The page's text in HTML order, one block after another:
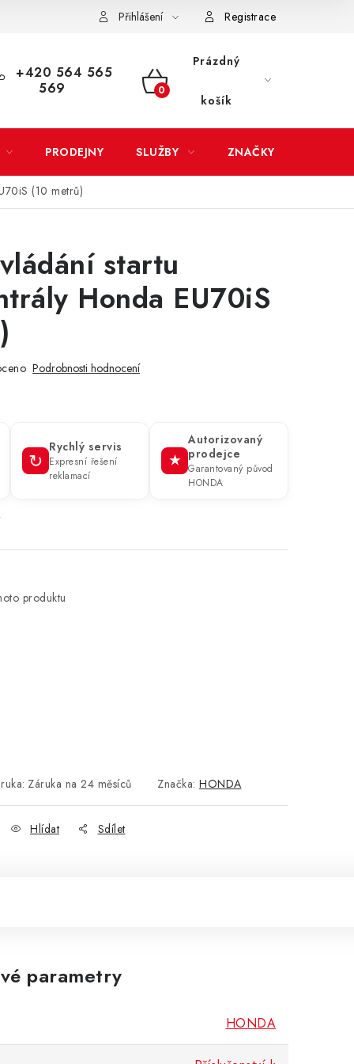
EXPEDICE ZBOŽÍ REKLAMACE ZAKOUPENÉHO ZBOŽÍ
Přihlášení Registrace
+420 564 565
569
NÁKUPNÍ
Prázdný
košík
PRODEJNY SLUŽBY ZNAČKY
(10 metrů)
startu
Honda EU70iS
Podrobnosti hodnocení
↻
Rychlý servis
Expresní řešení
reklamací
★
Autorizovaný
prodejce
Garantovaný původ
HONDA
produktu
: Záruka na 24 měsíců Značka: HONDA
Hlídat Sdílet
parametry
HONDA